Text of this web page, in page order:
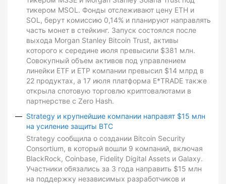
тикером MSOL. Фонды отслеживают цену ETH и
SOL, берут комиссию 0,14% и планируют направлять
часть монет в стейкинг. Запуск состоялся после
выхода Morgan Stanley Bitcoin Trust, активы
которого к середине июля превысили $381 млн.
Совокупный объем активов под управлением
линейки ETF и ETP компании превысил $14 млрд в
22 продуктах, а 17 июля платформа E*TRADE также
открыла спотовую торговлю криптовалютами в
партнерстве с Zero Hash.
Strategy и крупнейшие компании направят $15 млн
на усиление защиты BTC
Strategy сообщила о создании Bitcoin Security
Consortium, в который вошли 9 компаний, включая
BlackRock, Coinbase, Fidelity Digital Assets и Galaxy.
Участники обязались за 3 года направить $15 млн
на поддержку независимых разработчиков и